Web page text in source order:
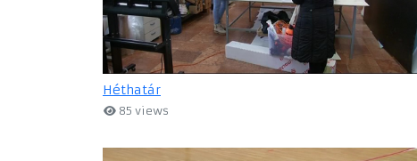
Héthatár
85 views